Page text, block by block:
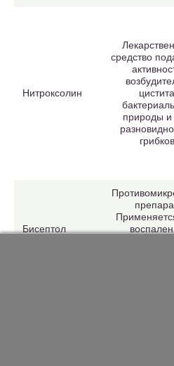
Нитроксолин
средство
цистита
природы и
грибков
Бисептол